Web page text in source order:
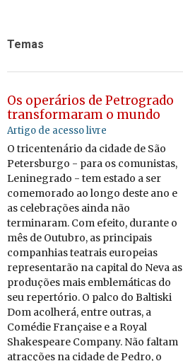
Temas
Os operários de Petrogrado
transformaram o mundo
Artigo de acesso livre
O tricentenário da cidade de São
Petersburgo - para os comunistas,
Leninegrado - tem estado a ser
comemorado ao longo deste ano e
as celebrações ainda não
terminaram. Com efeito, durante o
mês de Outubro, as principais
companhias teatrais europeias
representarão na capital do Neva as
produções mais emblemáticas do
seu repertório. O palco do Baltiski
Dom acolherá, entre outras, a
Comédie Française e a Royal
Shakespeare Company. Não faltam
atracções na cidade de Pedro, o